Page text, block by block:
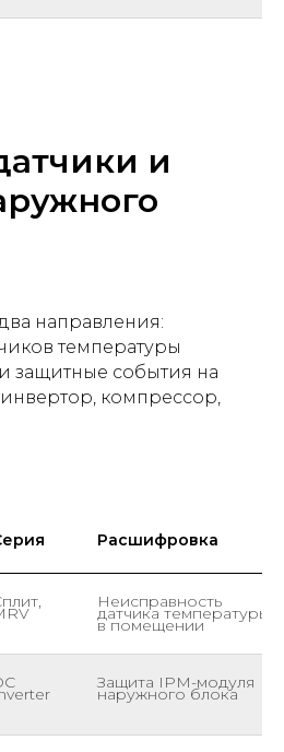
и
направления:
температуры
защитные события на
компрессор,
Расшифровка
Неисправность
датчика температуры
в помещении
Защита IPM-модуля
наружного блока